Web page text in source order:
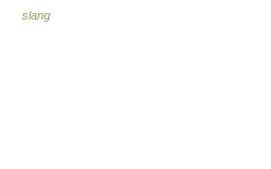
slang